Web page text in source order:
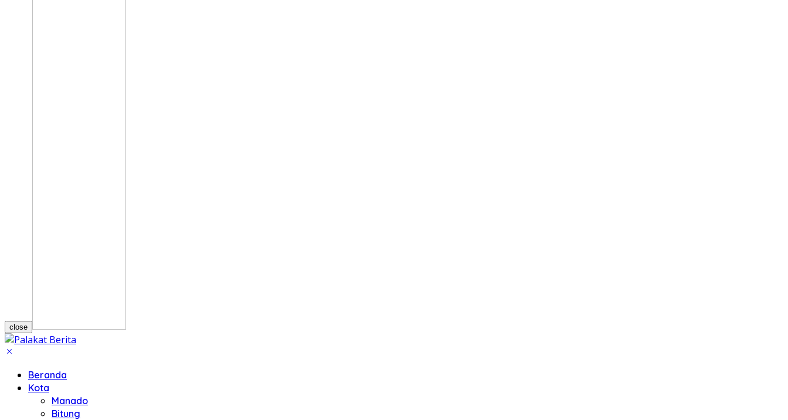
close
Beranda
Kota
Manado
Bitung